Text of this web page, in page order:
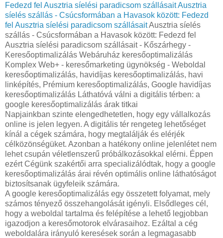
Fedezd fel Ausztria síelési paradicsom szállásaitAusztria
síelés szállás - Csúcsformában a Havasok között: Fedezd
fel Ausztria síelési paradicsom szállásaitAusztria síelés
szállás - Csúcsformában a Havasok között: Fedezd fel
Ausztria síelési paradicsom szállásait - Kőszárhegy -
Keresőoptimalizálás Webáruház keresőoptimalizálás
Komplex Web+ - keresőmarketing ügynökség - Weboldal
keresőoptimalizálás, havidíjas keresőoptimalizálás, havi
linképítés, Prémium keresőoptimalizálás, Google havidíjas
keresőoptimalizálás Láthatóvá válni a digitális térben: a
google keresőoptimalizálás árak titkai
Napjainkban szinte elengedhetetlen, hogy egy vállalkozás
online is jelen legyen. A digitális tér rengeteg lehetőséget
kínál a cégek számára, hogy megtalálják és elérjék
célközönségüket. Azonban a hatékony online jelenlétet nem
lehet csupán véletlenszerű próbálkozásokkal elérni. Éppen
ezért Cégünk szakértői arra specializálódtak, hogy a google
keresőoptimalizálás árai révén optimális online láthatóságot
biztosítsanak ügyfeleik számára.
A google keresőoptimalizálás egy összetett folyamat, mely
számos tényező összehangolását igényli. Elsődleges cél,
hogy a weboldal tartalma és felépítése a lehető legjobban
igazodjon a keresőmotorok elvárasaihoz. Ezáltal a cég
weboldalára irányuló keresések során a legmagasabb